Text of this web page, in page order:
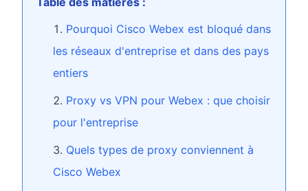
Pourquoi Cisco Webex est bloqué dans
les réseaux d'entreprise et dans des pays
entiers
Proxy vs VPN pour Webex : que choisir
pour l'entreprise
Quels types de proxy conviennent à
Cisco Webex